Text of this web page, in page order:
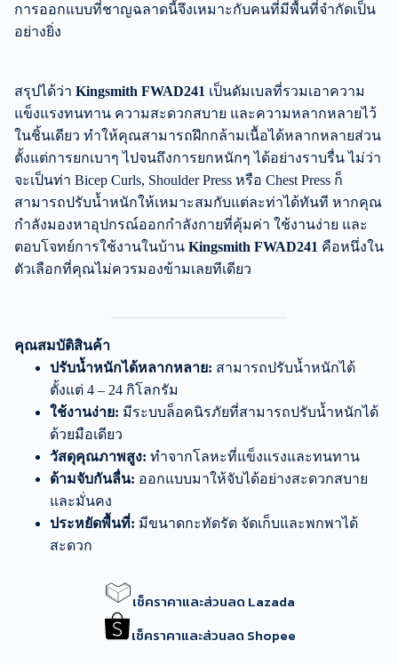
การออกแบบที่ชาญฉลาดนี้จึงเหมาะกับคนที่มีพื้นที่จำกัดเป็น
อย่างยิ่ง
สรุปได้ว่า Kingsmith FWAD241 เป็นดัมเบลที่รวมเอาความ
แข็งแรงทนทาน ความสะดวกสบาย และความหลากหลายไว้
ในชิ้นเดียว ทำให้คุณสามารถฝึกกล้ามเนื้อได้หลากหลายส่วน
ตั้งแต่การยกเบาๆ ไปจนถึงการยกหนักๆ ได้อย่างราบรื่น ไม่ว่า
จะเป็นท่า Bicep Curls, Shoulder Press หรือ Chest Press ก็
สามารถปรับน้ำหนักให้เหมาะสมกับแต่ละท่าได้ทันที หากคุณ
กำลังมองหาอุปกรณ์ออกกำลังกายที่คุ้มค่า ใช้งานง่าย และ
ตอบโจทย์การใช้งานในบ้าน Kingsmith FWAD241 คือหนึ่งใน
ตัวเลือกที่คุณไม่ควรมองข้ามเลยทีเดียว
คุณสมบัติสินค้า
ปรับน้ำหนักได้หลากหลาย: สามารถปรับน้ำหนักได้
ตั้งแต่ 4 – 24 กิโลกรัม
ใช้งานง่าย: มีระบบล็อคนิรภัยที่สามารถปรับน้ำหนักได้
ด้วยมือเดียว
วัสดุคุณภาพสูง: ทำจากโลหะที่แข็งแรงและทนทาน
ด้ามจับกันลื่น: ออกแบบมาให้จับได้อย่างสะดวกสบาย
และมั่นคง
ประหยัดพื้นที่: มีขนาดกะทัดรัด จัดเก็บและพกพาได้
สะดวก
เช็คราคาและส่วนลด Lazada
เช็คราคาและส่วนลด Shopee